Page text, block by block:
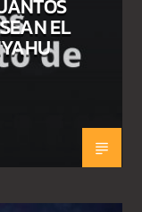
EL